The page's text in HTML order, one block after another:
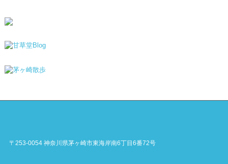
〒253-0054 神奈川県茅ヶ崎市東海岸南6丁目6番72号